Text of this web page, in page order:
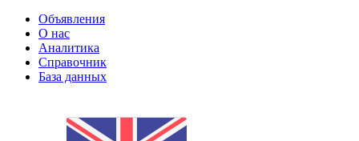
Объявления
О нас
Аналитика
Справочник
База данных